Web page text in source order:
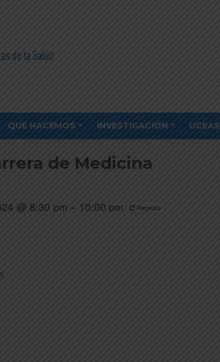
QUE HACEMOS INVESTIGACIÓN UCEAS
de Medicina
@ 8:30 pm – 10:00 pm
Repeats